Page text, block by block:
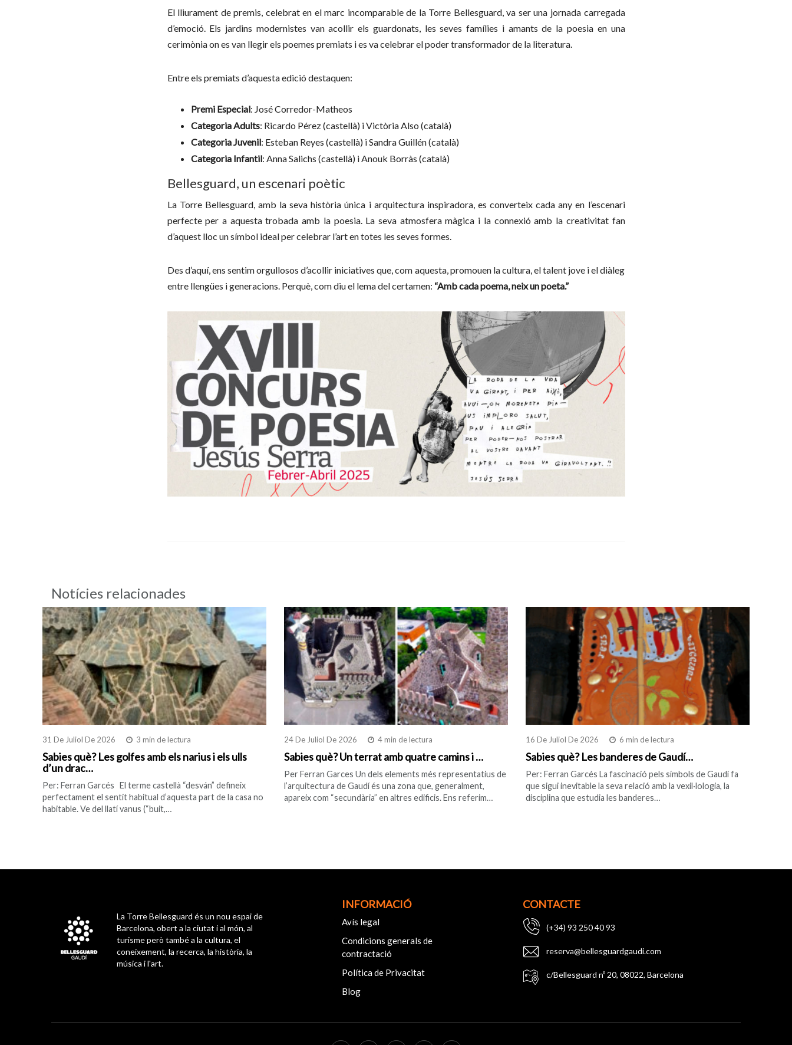
El lliurament de premis, celebrat en el marc incomparable de la Torre Bellesguard, va ser una jornada carregada
d’emoció. Els jardins modernistes van acollir els guardonats, les seves famílies i amants de la poesia en una
cerimònia on es van llegir els poemes premiats i es va celebrar el poder transformador de la literatura.
Entre els premiats d’aquesta edició destaquen:
Premi Especial: José Corredor-Matheos
Categoria Adults: Ricardo Pérez (castellà) i Victòria Also (català)
Categoria Juvenil: Esteban Reyes (castellà) i Sandra Guillén (català)
Categoria Infantil: Anna Salichs (castellà) i Anouk Borràs (català)
Bellesguard, un escenari poètic
La Torre Bellesguard, amb la seva història única i arquitectura inspiradora, es converteix cada any en l’escenari
perfecte per a aquesta trobada amb la poesia. La seva atmosfera màgica i la connexió amb la creativitat fan
d’aquest lloc un símbol ideal per celebrar l’art en totes les seves formes.
Des d’aquí, ens sentim orgullosos d’acollir iniciatives que, com aquesta, promouen la cultura, el talent jove i el diàleg
entre llengües i generacions. Perquè, com diu el lema del certamen: “Amb cada poema, neix un poeta.”
Notícies relacionades
31 De Juliol De 2026 3 min de lectura
Sabies què? Les golfes amb els narius i els ulls
d’un drac…
Per: Ferran Garcés El terme castellà “desván” defineix
perfectament el sentit habitual d’aquesta part de la casa no
habitable. Ve del llatí vanus (“buit,…
24 De Juliol De 2026 4 min de lectura
Sabies què? Un terrat amb quatre camins i …
Per Ferran Garces Un dels elements més representatius de
l’arquitectura de Gaudí és una zona que, generalment,
apareix com “secundària” en altres edificis. Ens referim…
16 De Juliol De 2026 6 min de lectura
Sabies què? Les banderes de Gaudí…
Per: Ferran Garcés La fascinació pels símbols de Gaudí fa
que sigui inevitable la seva relació amb la vexil·lologia, la
disciplina que estudia les banderes…
La Torre Bellesguard és un nou espai de
Barcelona, obert a la ciutat i al món, al
turisme però també a la cultura, el
coneixement, la recerca, la història, la
música i l'art.
INFORMACIÓ
Avís legal
Condicions generals de
contractació
Política de Privacitat
Blog
CONTACTE
(+34) 93 250 40 93
reserva@bellesguardgaudi.com
c/Bellesguard nº 20, 08022, Barcelona